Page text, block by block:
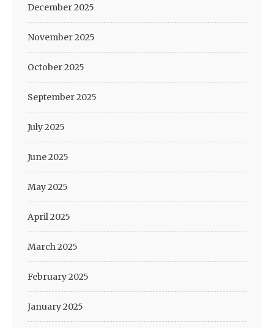
December 2025
November 2025
October 2025
September 2025
July 2025
June 2025
May 2025
April 2025
March 2025
February 2025
January 2025